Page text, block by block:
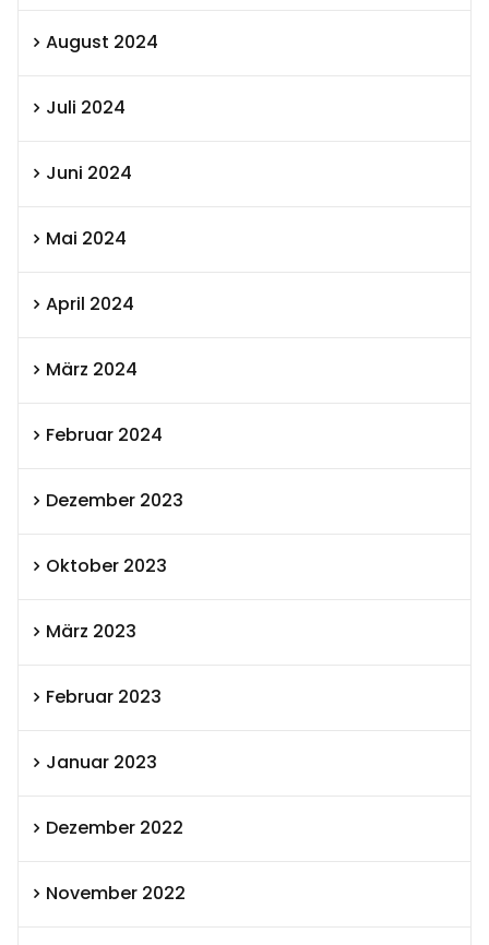
August 2024
Juli 2024
Juni 2024
Mai 2024
April 2024
März 2024
Februar 2024
Dezember 2023
Oktober 2023
März 2023
Februar 2023
Januar 2023
Dezember 2022
November 2022